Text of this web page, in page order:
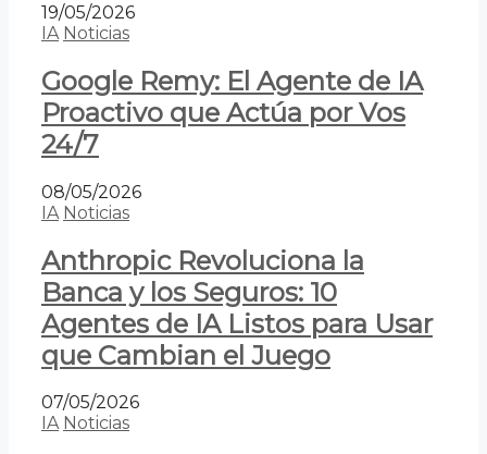
19/05/2026
IA Noticias
Google Remy: El Agente de IA
Proactivo que Actúa por Vos
24/7
08/05/2026
IA Noticias
Anthropic Revoluciona la
Banca y los Seguros: 10
Agentes de IA Listos para Usar
que Cambian el Juego
07/05/2026
IA Noticias